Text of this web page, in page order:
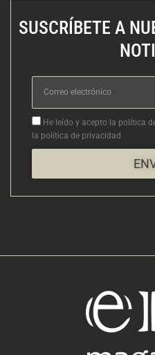
SUSCRÍBETE A
Correo
electrónico
Aceptacion
He leído y acepto la política
la política de privacidad